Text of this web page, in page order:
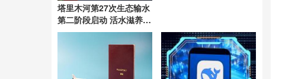
塔里木河第27次生态输水
第二阶段启动 活水滋养绿
洲